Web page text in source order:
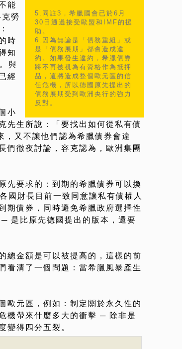
5.同註3，希臘國會已於6月
30日通過接受歐盟和IMF的援
助。
6.因為無論是「債務重組」或
是「債務展期」都會造成違
約。如果發生違約，希臘債券
將不再被視為有資格作為抵押
品，這將造成整個歐元區的信
任危機，所以德國原先提出的
債務展期受到歐洲央行的強力
反對。
能
勞
時
知
與
經
小
先生所說：「要找出如何從私有債
，又不讓他們認為希臘債券會違
們徹夜討論，容克認為，歐洲集團
先要求的：到期的希臘債券可以換
國財長目前一致同意讓私有債權人
期債券，同時避免希臘政府選擇性
是比原先德國提出的版本，還要
總金額是可以被提高的，這樣的前
看清了一個問題：當希臘風暴產生
歐元區，例如：制定關於永久性的
機帶來什麼多大的衝擊 ─ 除非是
變得四分五裂。